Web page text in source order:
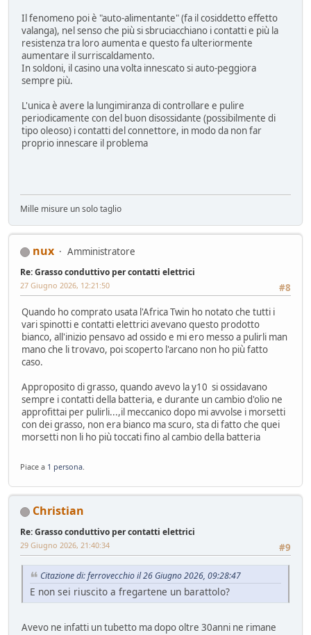
Il fenomeno poi è "auto-alimentante" (fa il cosiddetto effetto
valanga), nel senso che più si sbruciacchiano i contatti e più la
resistenza tra loro aumenta e questo fa ulteriormente
aumentare il surriscaldamento.
In soldoni, il casino una volta innescato si auto-peggiora
sempre più.
L'unica è avere la lungimiranza di controllare e pulire
periodicamente con del buon disossidante (possibilmente di
tipo oleoso) i contatti del connettore, in modo da non far
proprio innescare il problema
Mille misure un solo taglio
nux Amministratore
Re: Grasso conduttivo per contatti elettrici
#8
27 Giugno 2026, 12:21:50
Quando ho comprato usata l'Africa Twin ho notato che tutti i
vari spinotti e contatti elettrici avevano questo prodotto
bianco, all'inizio pensavo ad ossido e mi ero messo a pulirli man
mano che li trovavo, poi scoperto l'arcano non ho più fatto
caso.
Approposito di grasso, quando avevo la y10 si ossidavano
sempre i contatti della batteria, e durante un cambio d'olio ne
approfittai per pulirli...,il meccanico dopo mi avvolse i morsetti
con dei grasso, non era bianco ma scuro, sta di fatto che quei
morsetti non li ho più toccati fino al cambio della batteria
Piace a 1 persona
Christian
Re: Grasso conduttivo per contatti elettrici
#9
29 Giugno 2026, 21:40:34
Citazione di: ferrovecchio il 26 Giugno 2026, 09:28:47
E non sei riuscito a fregartene un barattolo?
Avevo ne infatti un tubetto ma dopo oltre 30anni ne rimane